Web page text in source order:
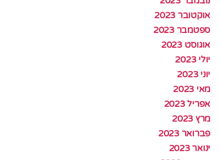
אוקטובר 2023
ספטמבר 2023
אוגוסט 2023
יולי 2023
יוני 2023
מאי 2023
אפריל 2023
מרץ 2023
פברואר 2023
ינואר 2023